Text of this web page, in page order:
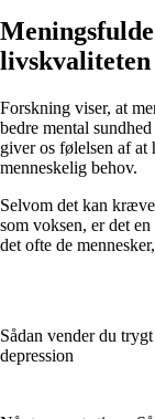
livskvaliteten
Forskning viser, at
bedre mental
giver os følelsen af
menneskelig behov.
Selvom det kan
som voksen, er det
det ofte de
Sådan vender du
depression